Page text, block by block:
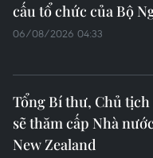
cấu tổ chức của Bộ
06/08/2026 04:33
Tổng Bí thư, Chủ
sẽ thăm cấp Nhà
New Zealand